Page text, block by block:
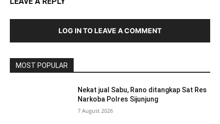
LOG IN TO LEAVE A COMMENT
MOST POPULAR
Nekat jual Sabu, Rano ditangkap Sat Res
Narkoba Polres Sijunjung
7 August 2026